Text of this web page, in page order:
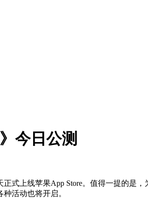
今日公测
上线苹果App Store。值得一提的是
活动也将开启。